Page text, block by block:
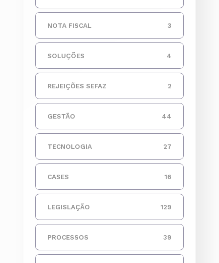
NOTA FISCAL 3
SOLUÇÕES 4
REJEIÇÕES SEFAZ 2
GESTÃO 44
TECNOLOGIA 27
CASES 16
LEGISLAÇÃO 129
PROCESSOS 39